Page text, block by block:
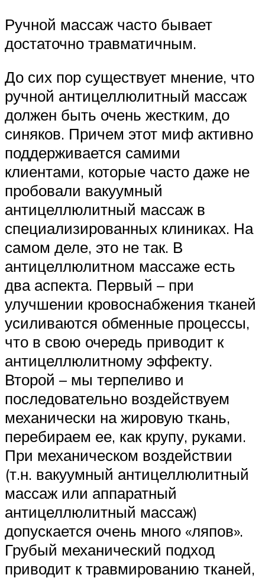
Ручной массаж часто бывает
достаточно травматичным.
До сих пор существует мнение, что
ручной антицеллюлитный массаж
должен быть очень жестким, до
синяков. Причем этот миф активно
поддерживается самими
клиентами, которые часто даже не
пробовали вакуумный
антицеллюлитный массаж в
специализированных клиниках. На
самом деле, это не так. В
антицеллюлитном массаже есть
два аспекта. Первый – при
улучшении кровоснабжения тканей
усиливаются обменные процессы,
что в свою очередь приводит к
антицеллюлитному эффекту.
Второй – мы терпеливо и
последовательно воздействуем
механически на жировую ткань,
перебираем ее, как крупу, руками.
При механическом воздействии
(т.н. вакуумный антицеллюлитный
массаж или аппаратный
антицеллюлитный массаж)
допускается очень много «ляпов».
Грубый механический подход
приводит к травмированию тканей,